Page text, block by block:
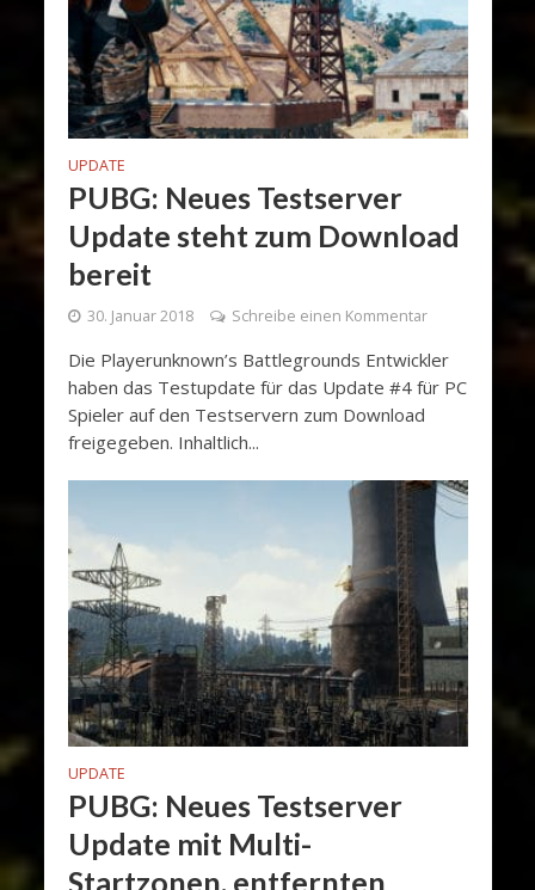
UPDATE
PUBG: Neues Testserver
Update steht zum Download
bereit
30. Januar 2018 Schreibe einen Kommentar
Die Playerunknown’s Battlegrounds Entwickler
haben das Testupdate für das Update #4 für PC
Spieler auf den Testservern zum Download
freigegeben. Inhaltlich...
UPDATE
PUBG: Neues Testserver
Update mit Multi-
Startzonen, entfernten